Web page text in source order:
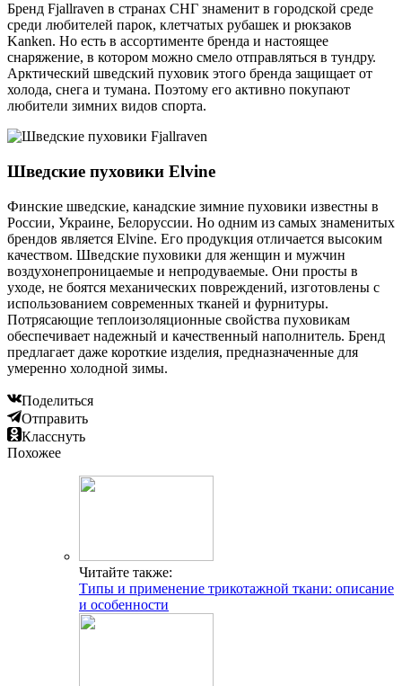
Бренд Fjallraven в странах СНГ знаменит в городской среде
среди любителей парок, клетчатых рубашек и рюкзаков
Kanken. Но есть в ассортименте бренда и настоящее
снаряжение, в котором можно смело отправляться в тундру.
Арктический шведский пуховик этого бренда защищает от
холода, снега и тумана. Поэтому его активно покупают
любители зимних видов спорта.
Шведские пуховики Elvine
Финские шведские, канадские зимние пуховики известны в
России, Украине, Белоруссии. Но одним из самых знаменитых
брендов является Elvine. Его продукция отличается высоким
качеством. Шведские пуховики для женщин и мужчин
воздухонепроницаемые и непродуваемые. Они просты в
уходе, не боятся механических повреждений, изготовлены с
использованием современных тканей и фурнитуры.
Потрясающие теплоизоляционные свойства пуховикам
обеспечивает надежный и качественный наполнитель. Бренд
предлагает даже короткие изделия, предназначенные для
умеренно холодной зимы.
Поделиться
Отправить
Класснуть
Похожее
Читайте также:
Типы и применение трикотажной ткани: описание
и особенности